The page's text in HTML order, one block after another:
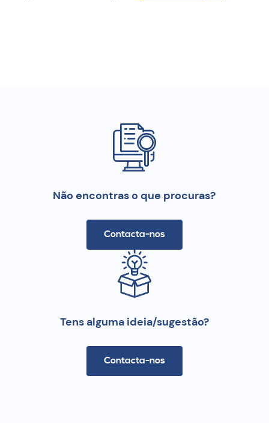
Não encontras o que procuras?
Contacta-nos
Tens alguma ideia/sugestão?
Contacta-nos